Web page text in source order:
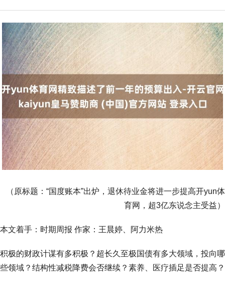
（原标题：“国度账本”出炉，退休待业金将进一步提高开yun体
育网，超3亿东说念主受益）
本文着手：时期周报 作家：王晨婷、阿力米热
积极的财政计谋有多积极？超长久至极国债有多大领域，投向哪
些领域？结构性减税降费会否继续？素养、医疗插足是否提高？